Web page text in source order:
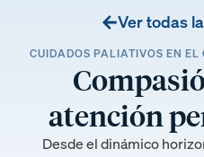
Ver todas
CUIDADOS PALIATIVOS EN EL
atención
Desde el dinámico